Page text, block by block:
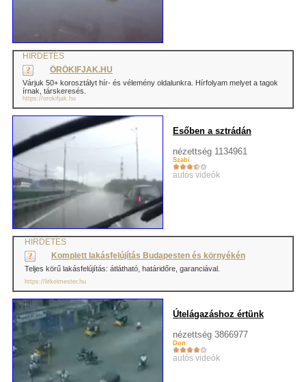
HIRDETÉS
ÖRÖKIFJAK.HU
Várjuk 50+ korosztályt hír- és vélemény oldalunkra. Hírfolyam melyet a tagok
írnak, társkeresés.
https://orokifjak.hu
Esőben a sztrádán
nézettség 1134961
Szabi
autós videók
HIRDETÉS
Komplett lakásfelújítás Budapesten és környékén
Teljes körű lakásfelújítás: átlátható, határidőre, garanciával.
https://litkeimester.hu
Útelágazáshoz értünk
nézettség 3866977
Don
autós videók